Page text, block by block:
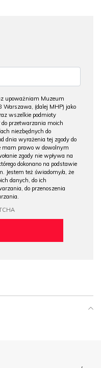
upoważniam Muzeum
(dalej MHP) jako
wszelkie podmioty
do przetwarzania moich
niezbędnych do
dnia wyrażenia tej zgody do
mam prawo w dowolnym
zgody nie wpływa na
dokonano na podstawie
Jestem też świadomy/a, że
danych, do ich
do przenoszenia